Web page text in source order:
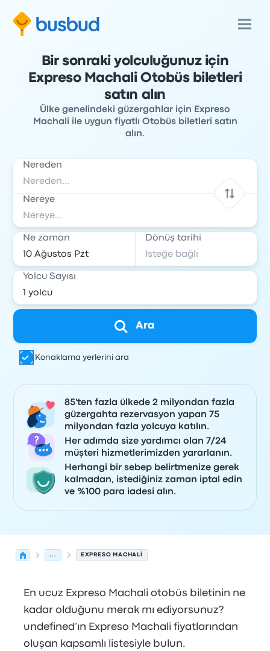
Bir sonraki yolculuğunuz için
Expreso Machali Otobüs biletleri
satın alın
Ülke genelindeki güzergahlar için Expreso
Machali ile uygun fiyatlı Otobüs biletleri satın
alın.
Nereden
Nereye
Ne zaman Dönüş tarihi
Yolcu Sayısı
Ara
Konaklama yerlerini ara
85'ten fazla ülkede 2 milyondan fazla
güzergahta rezervasyon yapan 75
milyondan fazla yolcuya katılın.
Her adımda size yardımcı olan 7/24
müşteri hizmetlerimizden yararlanın.
Herhangi bir sebep belirtmenize gerek
kalmadan, istediğiniz zaman iptal edin
ve %100 para iadesi alın.
... EXPRESO MACHALI
En ucuz Expreso Machali otobüs biletinin ne
kadar olduğunu merak mı ediyorsunuz?
undefined’ın Expreso Machali fiyatlarından
oluşan kapsamlı listesiyle bulun.